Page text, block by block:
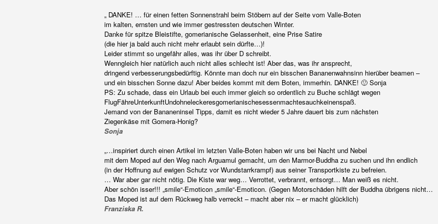
„ DANKE! … für einen fetten Sonnenstrahl beim Stöbern auf der Seite vom Valle-Boten
im kalten, ernsten und wie immer gestressten deutschen Winter.
Danke für spitze Bleistifte, gomerianische Gelassenheit, eine Prise Satire
(die hier ja bald auch nicht mehr erlaubt sein dürfte…)!
Leider stimmt so ungefähr alles, was ihr über D schreibt.
Wenngleich hier natürlich auch nicht alles schlecht ist! Aber das, was ihr ansprecht,
dringend verbesserungsbedürftig. Könnte man doch nur ein bisschen Bananenwahnsinn hierüber beamen –
und ein bisschen Sonne dazu! Aber beides kommt mit dem Boten, immerhin. DANKE! 🙂 Sonja
PS: Zu schade, dass ein Urlaub bei euch immer gleich so ordentlich zu Buche schlägt wegen
FlugFähreUnterkunftUndohneleckeresgomerianischesessenmachtesauchkeinenspaß.
Jemand von der Bananeninsel Tipps, damit es nicht wieder 5 Jahre dauert bis zum nächsten
Ziegenkäse mit Gomera-Honig?
Sonja
„…inspiriert durch einen Artikel im letzten Valle-Boten haben wir uns bei Nacht und Nebel
mit dem Moped auf den Weg nach Arguamul gemacht, um den Marmor-Buddha zu suchen und ihn endlich
(in der Hoffnung auf ewigen Schutz vor Wundstarrkrampf) aus seiner Transportkiste zu befreien.
… War aber gar nicht nötig. Die Kiste war weg… Verrottet, verbrannt, entsorgt… Man weiß es nicht.
Aber schön isser!!! „smile“-Emoticon „smile“-Emoticon. (Gegen Motorschäden hilft der Buddha übrigens nicht…
Das Moped ist auf dem Rückweg halb verreckt – macht aber nix – er macht glücklich)
Franziska R.